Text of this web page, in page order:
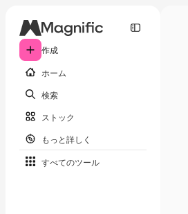
作成
ホーム
検索
ストック
もっと詳しく
すべてのツール